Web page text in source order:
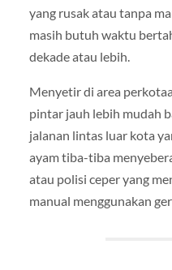
yang rusak atau tanpa
masih butuh waktu
dekade atau lebih.
Menyetir di area
pintar jauh lebih mudah
jalanan lintas luar kota
ayam tiba-tiba
atau polisi ceper yang
manual menggunakan